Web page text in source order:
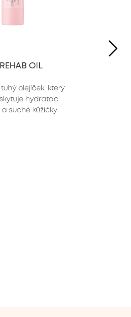
OIL
olejíček, který
hydrataci
suché kůžičky.